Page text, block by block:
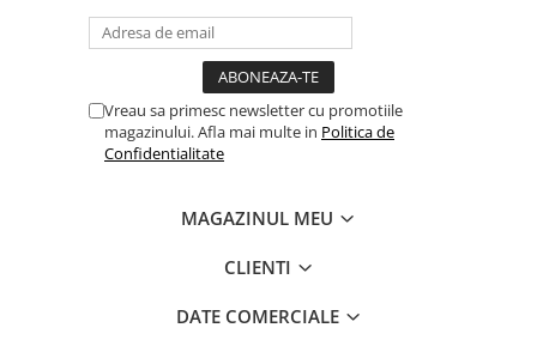
Vreau sa primesc newsletter cu promotiile
magazinului. Afla mai multe in Politica de
Confidentialitate
MAGAZINUL MEU
CLIENTI
DATE COMERCIALE